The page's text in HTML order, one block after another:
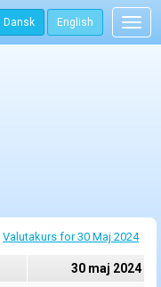
Dansk English
Valutakurs for 30 Maj 2024
30 maj 2024